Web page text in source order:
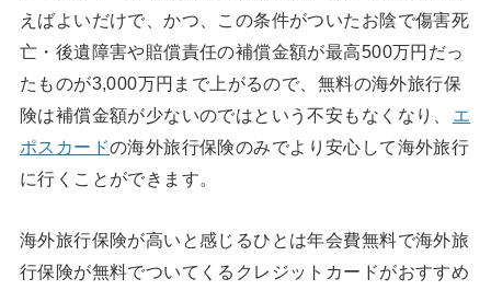
えばよいだけで、かつ、この条件がついたお陰で傷害死
亡・後遺障害や賠償責任の補償金額が最高500万円だっ
たものが3,000万円まで上がるので、無料の海外旅行保
険は補償金額が少ないのではという不安もなくなり、
エ
ポスカードの海外旅行保険のみでより安心して海外旅行
に行くことができます。
海外旅行保険が高いと感じるひとは年会費無料で海外旅
行保険が無料でついてくるクレジットカードがおすすめ